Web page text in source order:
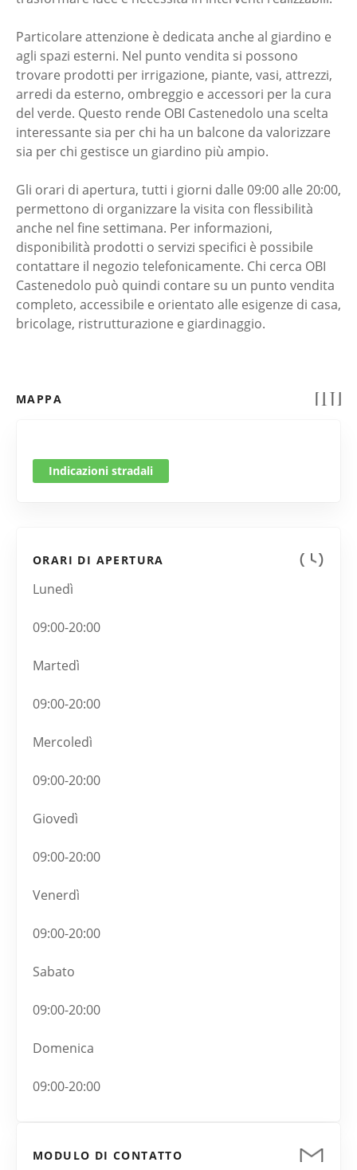
Particolare attenzione è dedicata anche al giardino e
agli spazi esterni. Nel punto vendita si possono
trovare prodotti per irrigazione, piante, vasi, attrezzi,
arredi da esterno, ombreggio e accessori per la cura
del verde. Questo rende OBI Castenedolo una scelta
interessante sia per chi ha un balcone da valorizzare
sia per chi gestisce un giardino più ampio.
Gli orari di apertura, tutti i giorni dalle 09:00 alle 20:00,
permettono di organizzare la visita con flessibilità
anche nel fine settimana. Per informazioni,
disponibilità prodotti o servizi specifici è possibile
contattare il negozio telefonicamente. Chi cerca OBI
Castenedolo può quindi contare su un punto vendita
completo, accessibile e orientato alle esigenze di casa,
bricolage, ristrutturazione e giardinaggio.
MAPPA
Indicazioni stradali
ORARI DI APERTURA
Lunedì
09:00-20:00
Martedì
09:00-20:00
Mercoledì
09:00-20:00
Giovedì
09:00-20:00
Venerdì
09:00-20:00
Sabato
09:00-20:00
Domenica
09:00-20:00
MODULO DI CONTATTO